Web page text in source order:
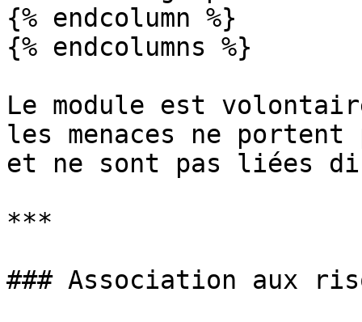
{% endcolumn %}
{% endcolumns %}
Le module est
les menaces ne
et ne sont pas liées
***
### Association aux